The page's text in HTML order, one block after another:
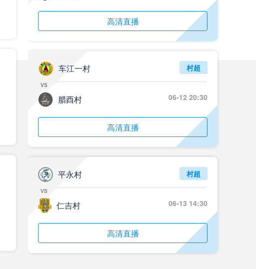
标签
2024年5月21日 足协杯第3轮
标签
2024年5月21日
标签
比赛录像
标签
比赛录像 成都蓉城
标签
标签
比赛录像
05月22日 水晶宫vs狼队 全场录像回放
高清直播
车江一村
vs
腊酉村
村超
06-12 20:30
高清直播
平永村
vs
仁吉村
村超
06-13 14:30
高清直播